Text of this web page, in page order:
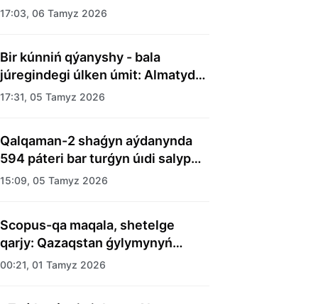
shyǵaryldy
17:03, 06 Tamyz 2026
Bir kúnniń qýanyshy - bala
júregindegi úlken úmit: Almatyda
balalar úıiniń tárbıelenýshilerine
17:31, 05 Tamyz 2026
Qalqaman-2 shaǵyn aýdanynda
594 páteri bar turǵyn úıdi salyp
bitti
15:09, 05 Tamyz 2026
Scopus-qa maqala, shetelge
qarjy: Qazaqstan ǵylymynyń
esebi kimge kerek?
00:21, 01 Tamyz 2026